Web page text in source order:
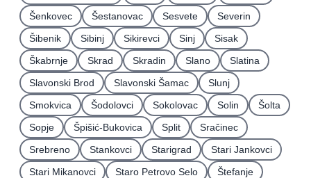
Šenkovec
Šestanovac Sesvete
Severin
Šibenik
Sibinj Sikirevci Sinj
Sisak
Škabrnje
Skrad Skradin Slano
Slatina
Slavonski Brod
Slavonski Šamac
Slunj
Smokvica
Šodolovci Sokolovac Solin
Šolta
Sopje
Špišić-Bukovica Split
Sračinec
Srebreno
Stankovci Starigrad
Stari Jankovci
Stari Mikanovci
Staro Petrovo Selo
Štefanje